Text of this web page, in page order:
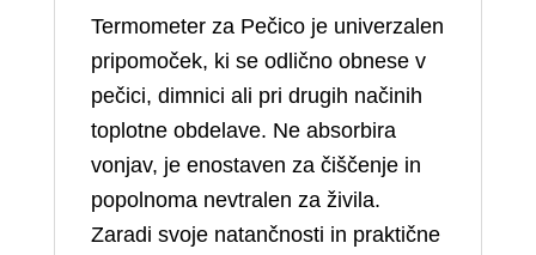
Termometer za Pečico je univerzalen
pripomoček, ki se odlično obnese v
pečici, dimnici ali pri drugih načinih
toplotne obdelave. Ne absorbira
vonjav, je enostaven za čiščenje in
popolnoma nevtralen za živila.
Zaradi svoje natančnosti in praktične